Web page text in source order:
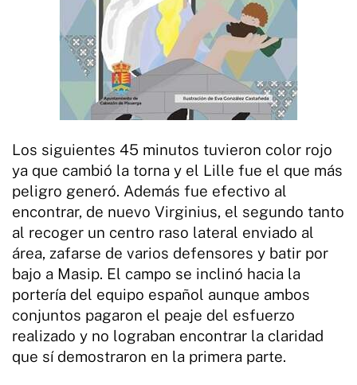
Los siguientes 45 minutos tuvieron color rojo
ya que cambió la torna y el Lille fue el que más
peligro generó. Además fue efectivo al
encontrar, de nuevo Virginius, el segundo tanto
al recoger un centro raso lateral enviado al
área, zafarse de varios defensores y batir por
bajo a Masip. El campo se inclinó hacia la
portería del equipo español aunque ambos
conjuntos pagaron el peaje del esfuerzo
realizado y no lograban encontrar la claridad
que sí demostraron en la primera parte.